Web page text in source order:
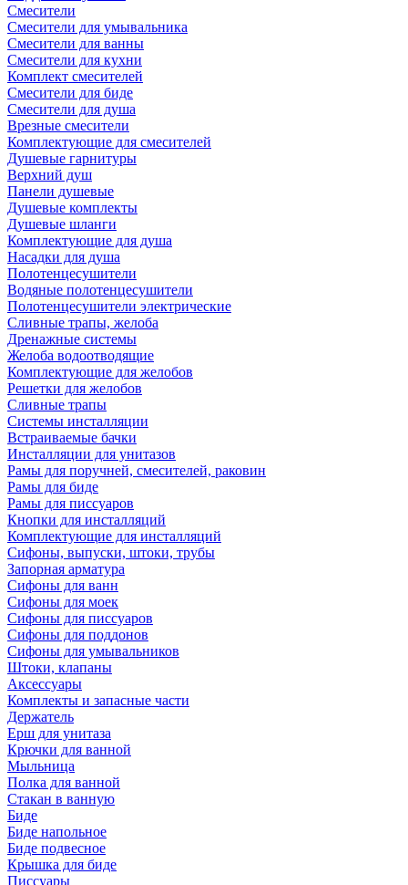
Смесители
Смесители для умывальника
Смесители для ванны
Смесители для кухни
Комплект смесителей
Смесители для биде
Смесители для душа
Врезные смесители
Комплектующие для смесителей
Душевые гарнитуры
Верхний душ
Панели душевые
Душевые комплекты
Душевые шланги
Комплектующие для душа
Насадки для душа
Полотенцесушители
Водяные полотенцесушители
Полотенцесушители электрические
Сливные трапы, желоба
Дренажные системы
Желоба водоотводящие
Комплектующие для желобов
Решетки для желобов
Сливные трапы
Системы инсталляции
Встраиваемые бачки
Инсталляции для унитазов
Рамы для поручней, смесителей, раковин
Рамы для биде
Рамы для писсуаров
Кнопки для инсталляций
Комплектующие для инсталляций
Сифоны, выпуски, штоки, трубы
Запорная арматура
Сифоны для ванн
Сифоны для моек
Сифоны для писсуаров
Сифоны для поддонов
Сифоны для умывальников
Штоки, клапаны
Аксессуары
Комплекты и запасные части
Держатель
Ерш для унитаза
Крючки для ванной
Мыльница
Полка для ванной
Стакан в ванную
Биде
Биде напольное
Биде подвесное
Крышка для биде
Писсуары